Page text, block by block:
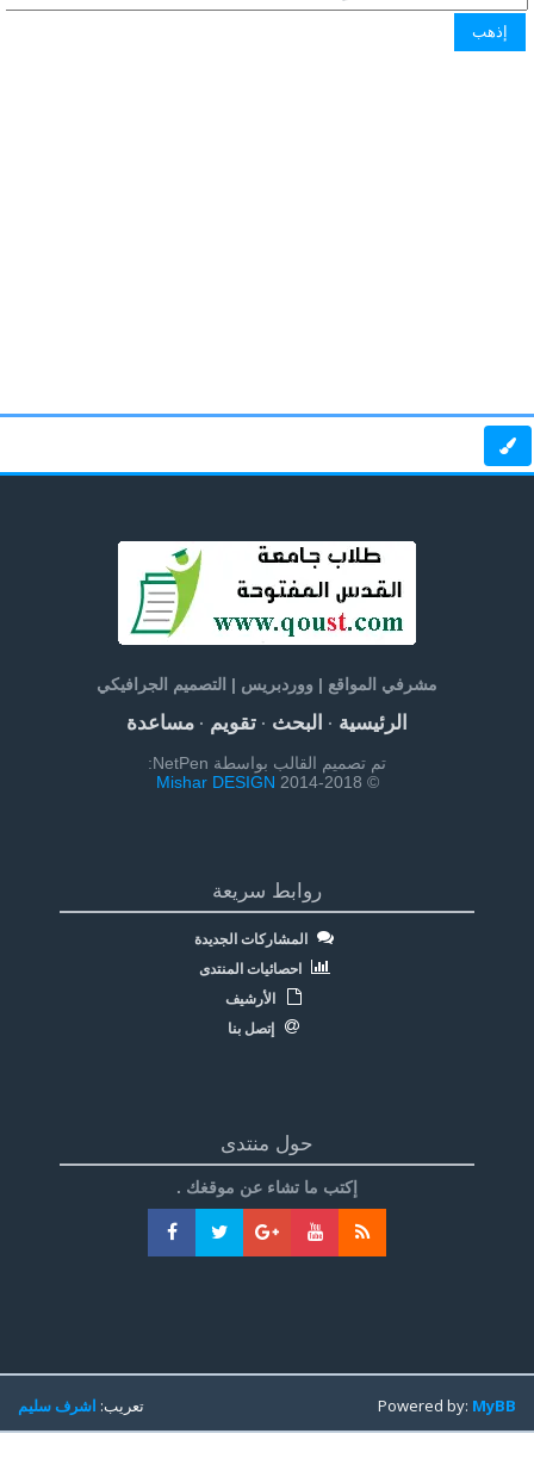
مشرفي المواقع | ووردبريس | التصميم الجرافيكي
الرئيسية· البحث· تقويم· مساعدة
تم تصميم القالب بواسطة NetPen:
© 2014-2018
Mishar DESIGN
روابط سريعة
المشاركات الجديدة
احصائيات المنتدى
الأرشيف
إتصل بنا
حول منتدى
إكتب ما تشاء عن موقغك .
تعريب:اشرف سليم Powered by:MyBB